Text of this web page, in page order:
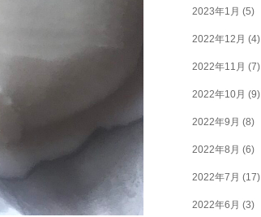
2023年1月 (5)
2022年12月 (4)
2022年11月 (7)
2022年10月 (9)
2022年9月 (8)
2022年8月 (6)
2022年7月 (17)
2022年6月 (3)